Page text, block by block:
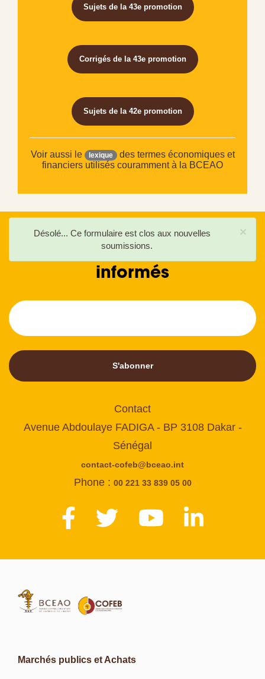
Sujets de la 43e promotion
Corrigés de la 43e promotion
Sujets de la 42e promotion
Voir aussi le lexique des termes économiques et
financiers utilisés couramment à la BCEAO
Soyez les premiers à être
informés
×
Message
Désolé... Ce formulaire est clos aux nouvelles
soumissions.
S'abonner
Contact
Avenue Abdoulaye FADIGA - BP 3108 Dakar -
Sénégal
contact-cofeb@bceao.int
Phone : 00 221 33 839 05 00
Marchés publics et Achats